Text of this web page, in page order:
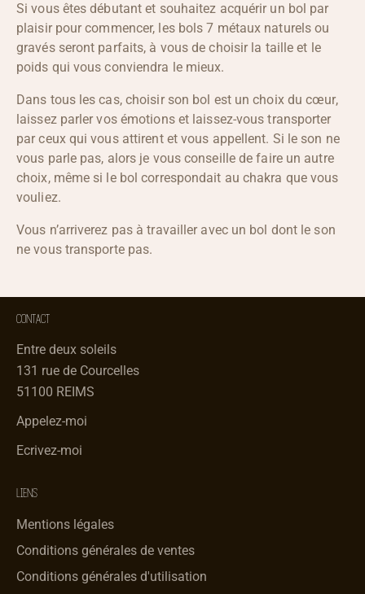
Si vous êtes débutant et souhaitez acquérir un bol par
plaisir pour commencer, les bols 7 métaux naturels ou
gravés seront parfaits, à vous de choisir la taille et le
poids qui vous conviendra le mieux.
Dans tous les cas, choisir son bol est un choix du cœur,
laissez parler vos émotions et laissez-vous transporter
par ceux qui vous attirent et vous appellent. Si le son ne
vous parle pas, alors je vous conseille de faire un autre
choix, même si le bol correspondait au chakra que vous
vouliez.
Vous n’arriverez pas à travailler avec un bol dont le son
ne vous transporte pas.
CONTACT
Entre deux soleils
131 rue de Courcelles
51100 REIMS
Appelez-moi
Ecrivez-moi
LIENS
Mentions légales
Conditions générales de ventes
Conditions générales d'utilisation